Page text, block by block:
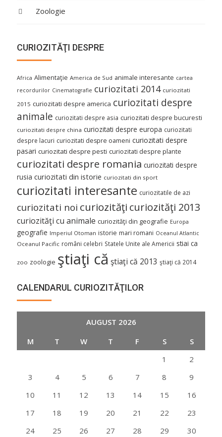
Zoologie
CURIOZITĂŢI DESPRE
Africa Alimentaţie America de Sud animale interesante cartea
recordurilor Cinematografie curiozitati 2014 curiozitati
2015 curiozitati despre america curiozitati despre
animale curiozitati despre asia curiozitati despre bucuresti
curiozitati despre china curiozitati despre europa curiozitati
despre lacuri curiozitati despre oameni curiozitati despre
pasari curiozitati despre pesti curiozitati despre plante
curiozitati despre romania curiozitati despre
rusia curiozitati din istorie curiozitati din sport
curiozitati interesante curiozitatile de azi
curiozitati noi curiozităţi curiozităţi 2013
curiozităţi cu animale curiozităţi din geografie Europa
geografie Imperiul Otoman istorie mari romani Oceanul Atlantic
Oceanul Pacific români celebri Statele Unite ale Americii stiai ca
zoo zoologie ştiaţi că ştiaţi că 2013 ştiaţi că 2014
CALENDARUL CURIOZITĂŢILOR
AUGUST 2026
M
T W T F S
S
1
2
3
4 5 6 7 8
9
10
11 12 13 14 15
16
17
18 19 20 21 22
23
24
25 26 27 28 29 30